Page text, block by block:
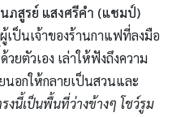
ภสูรย์ แสงศรีคำ (แชมป์)
เป็นเจ้าของร้านกาแฟที่ลงมือ
ยตัวเอง เล่าให้ฟังถึงความ
นอกให้กลายเป็นสวนและ
งนี้เป็นพื้นที่ว่างข้างๆ โชว์รูม